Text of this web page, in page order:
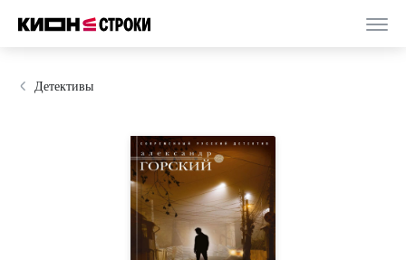
Детективы